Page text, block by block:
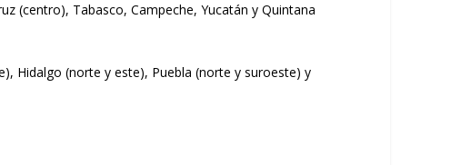
(centro), Tabasco, Campeche, Yucatán y Quintana
Hidalgo (norte y este), Puebla (norte y suroeste) y